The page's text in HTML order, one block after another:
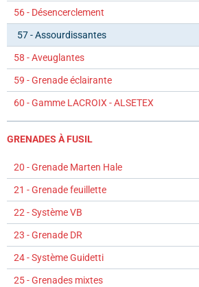
56 - Désencerclement
57 - Assourdissantes
58 - Aveuglantes
59 - Grenade éclairante
60 - Gamme LACROIX - ALSETEX
GRENADES À FUSIL
20 - Grenade Marten Hale
21 - Grenade feuillette
22 - Système VB
23 - Grenade DR
24 - Système Guidetti
25 - Grenades mixtes